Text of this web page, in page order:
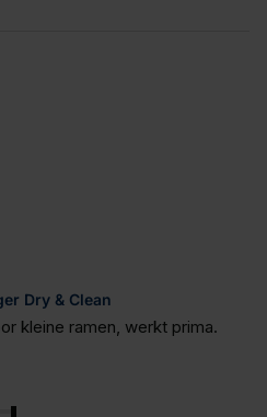
Dry & Clean
kleine ramen, werkt prima.